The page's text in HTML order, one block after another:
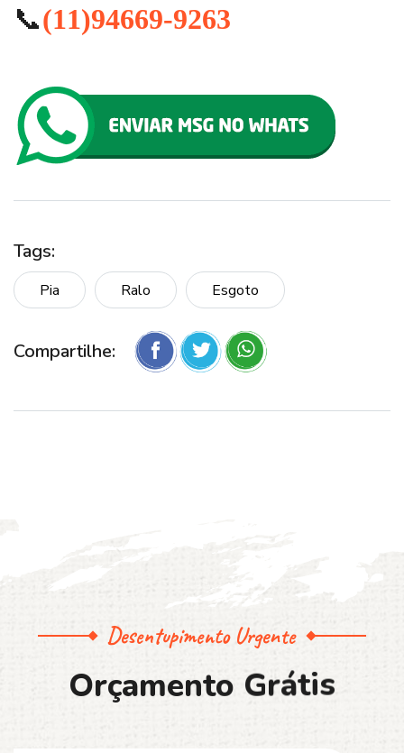
📞(11)94669-9263
Tags:
Pia Ralo Esgoto
Compartilhe:
Desentupimento Urgente
Orçamento Grátis